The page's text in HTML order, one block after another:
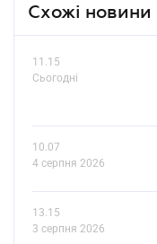
Схожі новини
11.15
Сьогодні
10.07
4 серпня 2026
13.15
3 серпня 2026